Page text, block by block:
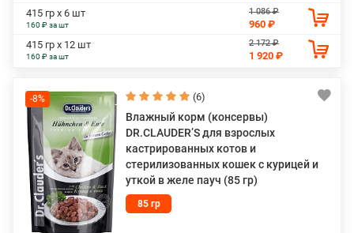
415 гр х 6 шт
160 ₽ за шт
1 086 ₽
960 ₽
415 гр х 12 шт
160 ₽ за шт
2 172 ₽
1 920 ₽
-8% (6)
Влажный корм (консервы)
DR.CLAUDER’S для взрослых
кастрированных котов и
стерилизованных кошек с курицей и
уткой в желе пауч (85 гр)
85 гр